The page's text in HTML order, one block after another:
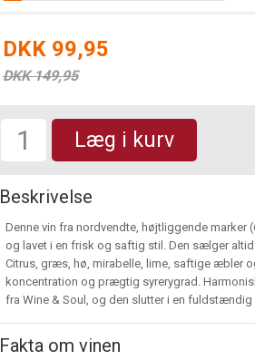
DKK 99,95
DKK 149,95
Læg i kurv
Beskrivelse
Denne vin fra nordvendte, højtliggende marker
og lavet i en frisk og saftig stil. Den sælger
Citrus, græs, hø, mirabelle, lime, saftige æbler
koncentration og prægtig syrerygrad.
fra Wine & Soul, og den slutter i en
Fakta om vinen